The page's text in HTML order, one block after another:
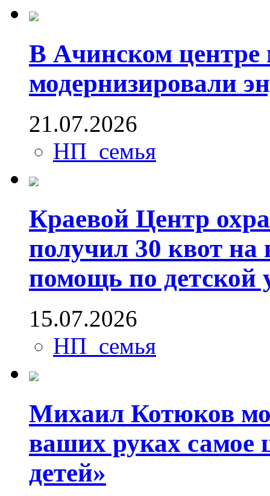
В Ачинском центре
модернизировали
21.07.2026
НП_семья
Краевой Центр
получил 30 квот
помощь по детской
15.07.2026
НП_семья
Михаил Котюков
ваших руках самое
детей»